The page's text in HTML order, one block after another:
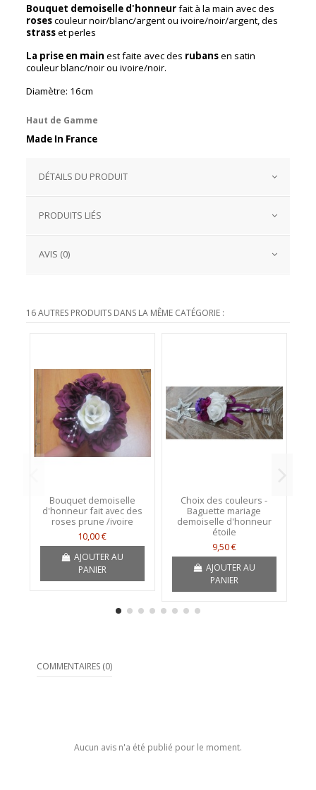
Bouquet demoiselle d'honneurfait à la main avec des
rosescouleur noir/blanc/argent ou ivoire/noir/argent, des
strasset perles
La prise en main est faite avec des rubansen satin
couleur blanc/noir ou ivoire/noir.
Diamètre: 16cm
Haut de Gamme
Made In France
DÉTAILS DU PRODUIT
PRODUITS LIÉS
AVIS (0)
16 AUTRES PRODUITS DANS LA MÊME CATÉGORIE :
Bouquet demoiselle
d'honneur fait avec des
roses prune /ivoire
10,00 €
AJOUTER AU
PANIER
Choix des couleurs -
Baguette mariage
demoiselle d'honneur
étoile
9,50 €
AJOUTER AU
PANIER
COMMENTAIRES (0)
Aucun avis n'a été publié pour le moment.